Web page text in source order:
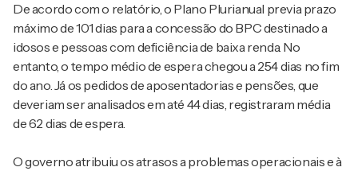
De acordo com o relatório, o Plano Plurianual previa prazo
máximo de 101 dias para a concessão do BPC destinado a
idosos e pessoas com deficiência de baixa renda. No
entanto, o tempo médio de espera chegou a 254 dias no fim
do ano. Já os pedidos de aposentadorias e pensões, que
deveriam ser analisados em até 44 dias, registraram média
de 62 dias de espera.
O governo atribuiu os atrasos a problemas operacionais e à